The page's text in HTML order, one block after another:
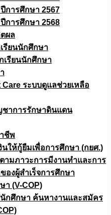
ปีการศึกษา 2567
ปีการศึกษา 2568
ผล
รียนนักศึกษา
เรียนนักศึกษา
Care ระบบดูแลช่วยเหลือ
าการรักษาดินแดน
ชีพ
นให้กู้ยืมเพื่อการศึกษา (กยศ.)
ามภาวะการมีงานทำและการ
องผู้สำเร็จการศึกษา
า (V-COP)
นักศึกษา ค้นหางานและสมัคร